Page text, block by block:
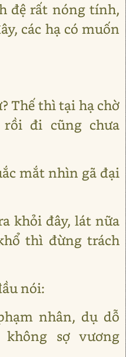
đệ rất nóng tính,
các hạ có muốn
Thế thì tại hạ chờ
đi cũng chưa
mắt nhìn gã đại
khỏi đây, lát nữa
thì đừng trách
nói:
nhân, dụ dỗ
sợ vương